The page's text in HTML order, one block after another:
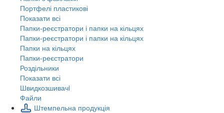
Портфелі пластикові
Показати всі
Папки-реєстратори і папки на кільцях
Папки-реєстратори і папки на кільцях
Папки на кільцях
Папки-реєстратори
Роздільники
Показати всі
Швидкозшивачi
Файли
Штемпельна продукція